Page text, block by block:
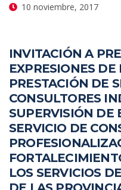
10 noviembre, 2017
INVITACIÓN A
EXPRESIONES DE
PRESTACIÓN DE
CONSULTORES
SUPERVISIÓN DE
SERVICIO DE
LOS SERVICIOS